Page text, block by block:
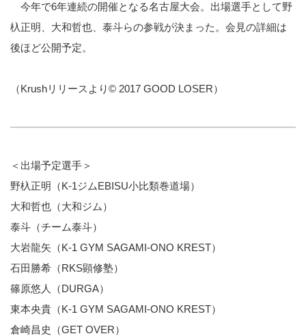
今年で6年連続の開催となる名古屋大会。出場選手として野
杁正明、大和哲也、泰斗らの参戦が決まった。会見の詳細は
後ほど公開予定。
（Krushリリースより© 2017 GOOD LOSER）
＜出場予定選手＞
野杁正明（K-1ジムEBISU小比類巻道場）
大和哲也（大和ジム）
泰斗（チーム泰斗）
大岩龍矢（K-1 GYM SAGAMI-ONO KREST）
石田勝希（RKS顕修塾）
篠原悠人（DURGA）
東本央貴（K-1 GYM SAGAMI-ONO KREST）
倉崎昌史（GET OVER）